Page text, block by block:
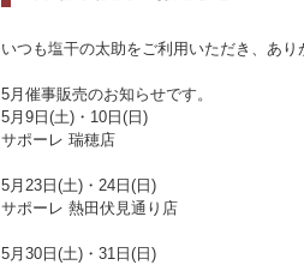
いつも塩干の太助をご利用いただき、あ
5月催事販売のお知らせです。
5月9日(土)・10日(日)
サポーレ 瑞穂店
5月23日(土)・24日(日)
サポーレ 熱田伏見通り店
5月30日(土)・31日(日)